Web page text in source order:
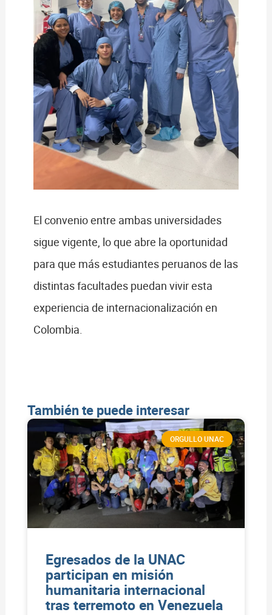
El convenio entre ambas universidades
sigue vigente, lo que abre la oportunidad
para que más estudiantes peruanos de las
distintas facultades puedan vivir esta
experiencia de internacionalización en
Colombia.
También te puede interesar
ORGULLO UNAC
Egresados de la UNAC
participan en misión
humanitaria internacional
tras terremoto en Venezuela